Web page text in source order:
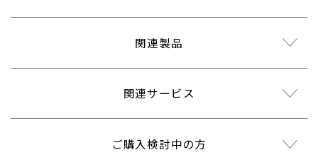
関連製品
関連サービス
ご購入検討中の方